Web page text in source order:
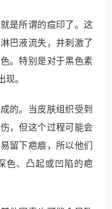
是所谓的痘印了。这
巴液流失，并刺激了
。特别是对于黑色素
现。
的。当皮肤组织受到
，但这个过程可能会
留下疤痕，所以他们
色、凸起或凹陷的疤